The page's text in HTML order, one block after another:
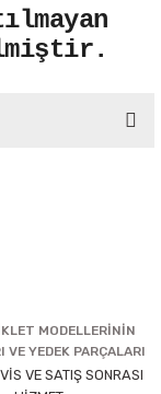
MODELLERİNİN
VE YEDEK PARÇALARI
VE SATIŞ SONRASI